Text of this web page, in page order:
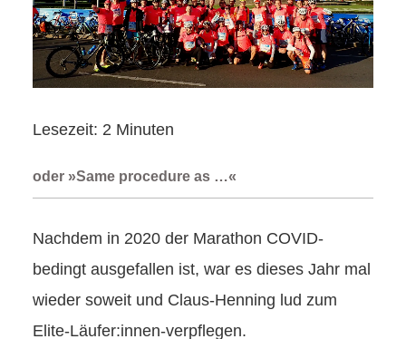
Lesezeit: 2 Minuten
oder »Same procedure as …«
Nachdem in 2020 der Marathon COVID-
bedingt ausgefallen ist, war es dieses Jahr mal
wieder soweit und Claus-Henning lud zum
Elite-Läufer:innen-verpflegen.